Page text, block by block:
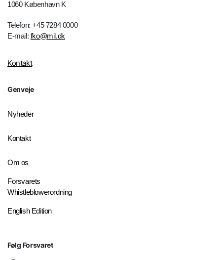
1060 København K
Telefon: +45 7284 0000
E-mail: fko@mil.dk
Kontakt
Genveje
Nyheder
Kontakt
Om os
Forsvarets
Whistleblowerordning
English Edition
Følg Forsvaret